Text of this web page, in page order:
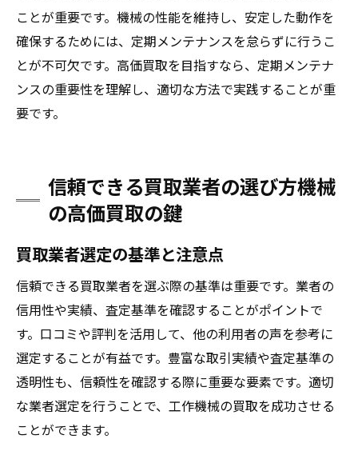
ことが重要です。機械の性能を維持し、安定した動作を
確保するためには、定期メンテナンスを怠らずに行うこ
とが不可欠です。高価買取を目指すなら、定期メンテナ
ンスの重要性を理解し、適切な方法で実践することが重
要です。
信頼できる買取業者の選び方機械
の高価買取の鍵
買取業者選定の基準と注意点
信頼できる買取業者を選ぶ際の基準は重要です。業者の
信用性や実績、査定基準を確認することがポイントで
す。口コミや評判を活用して、他の利用者の声を参考に
選定することが有益です。豊富な取引実績や査定基準の
透明性も、信頼性を確認する際に重要な要素です。適切
な業者選定を行うことで、工作機械の買取を成功させる
ことができます。